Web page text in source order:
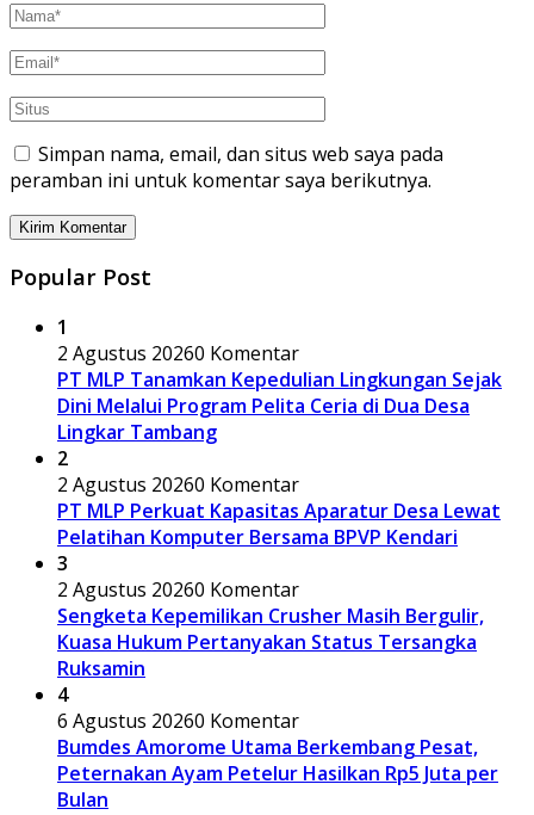
Simpan nama, email, dan situs web saya pada
peramban ini untuk komentar saya berikutnya.
Popular Post
1
2 Agustus 20260 Komentar
PT MLP Tanamkan Kepedulian Lingkungan Sejak
Dini Melalui Program Pelita Ceria di Dua Desa
Lingkar Tambang
2
2 Agustus 20260 Komentar
PT MLP Perkuat Kapasitas Aparatur Desa Lewat
Pelatihan Komputer Bersama BPVP Kendari
3
2 Agustus 20260 Komentar
Sengketa Kepemilikan Crusher Masih Bergulir,
Kuasa Hukum Pertanyakan Status Tersangka
Ruksamin
4
6 Agustus 20260 Komentar
Bumdes Amorome Utama Berkembang Pesat,
Peternakan Ayam Petelur Hasilkan Rp5 Juta per
Bulan